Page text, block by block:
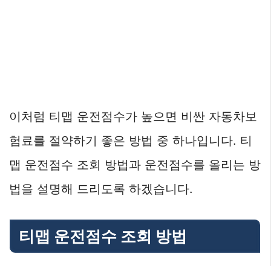
이처럼 티맵 운전점수가 높으면 비싼 자동차보
험료를 절약하기 좋은 방법 중 하나입니다. 티
맵 운전점수 조회 방법과 운전점수를 올리는 방
법을 설명해 드리도록 하겠습니다.
티맵 운전점수 조회 방법